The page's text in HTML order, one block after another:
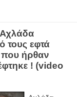
Αχλάδα
τους εφτά
ήρθαν
! (video